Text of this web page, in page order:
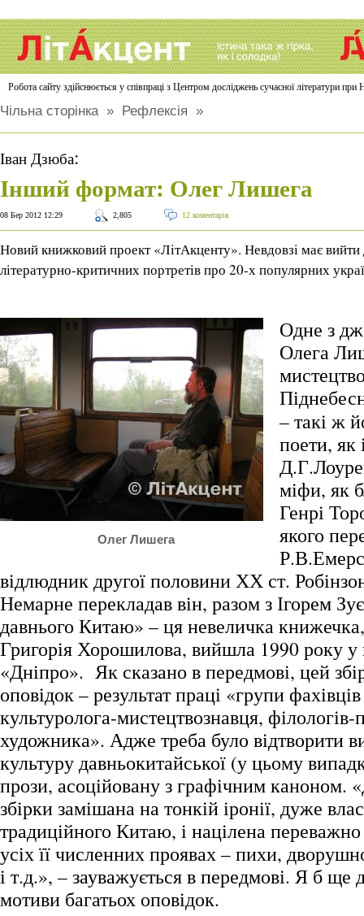
Робота сайту здійснюється у співпраці з Центром досліджень сучасної літератури
Чільна сторінка» Рефлексія »
Іван Дзюба:
Інший формат: Олег Лишега
08 Бер 2012 12:29 2,805 12 коментарів
Новий книжковий проект «ЛітАкценту». Невдовзі має
літературно-критичних портретів про 20-х популярних
Олег Лишега
Одне з
Олега
– такі ж
поети, як
міфи, як
Генрі
якого
відлюдник другої половини ХХ ст.
Немарне перекладав він, разом з Ігорем
давнього Китаю» – ця невеличка
Григорія Хорошилова, вийшла 1990 року у
«Дніпро». Як сказано в передмові, цей
оповідок – результат праці «групи
культуролога-мистецтвознавця, філологів-
художника». Адже треба було відтворити
культуру давньокитайської (у цьому
прози, асоційовану з графічним каноном.
збірки замішана на тонкій іронії, дуже
традиційного Китаю, і націлена
усіх її численних проявах – пихи,
і т.д.», – зауважується в передмові. Я б ще
мотиви багатьох оповідок.